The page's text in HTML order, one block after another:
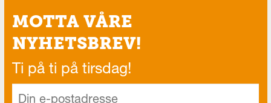
MOTTA VÅRE
NYHETSBREV!
Ti på ti på tirsdag!